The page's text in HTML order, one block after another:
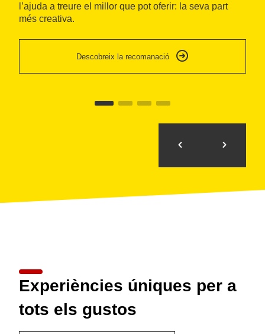
l’ajuda a treure el millor que pot oferir: la seva part
més creativa.
Descobreix la recomanació
Experiències úniques per a
tots els gustos